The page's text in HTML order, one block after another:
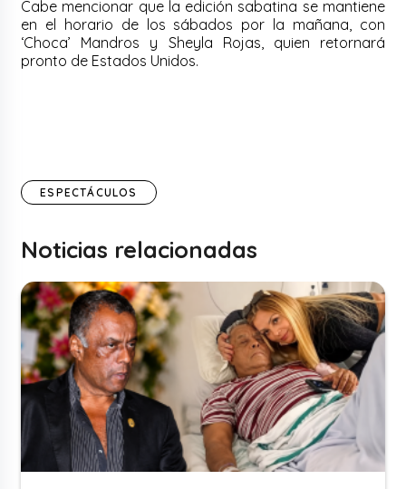
Cabe mencionar que la edición sabatina se mantiene
en el horario de los sábados por la mañana, con
‘Choca’ Mandros y Sheyla Rojas, quien retornará
pronto de Estados Unidos.
ESPECTÁCULOS
Noticias relacionadas